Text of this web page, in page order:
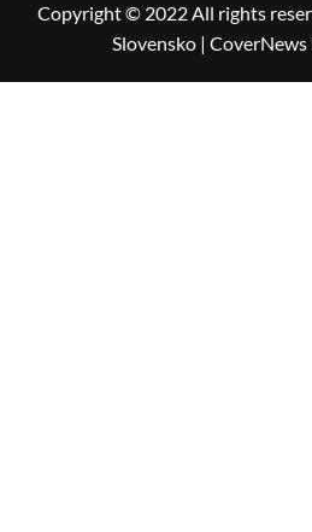
Copyright © 2022 All rights
Slovensko | CoverNews